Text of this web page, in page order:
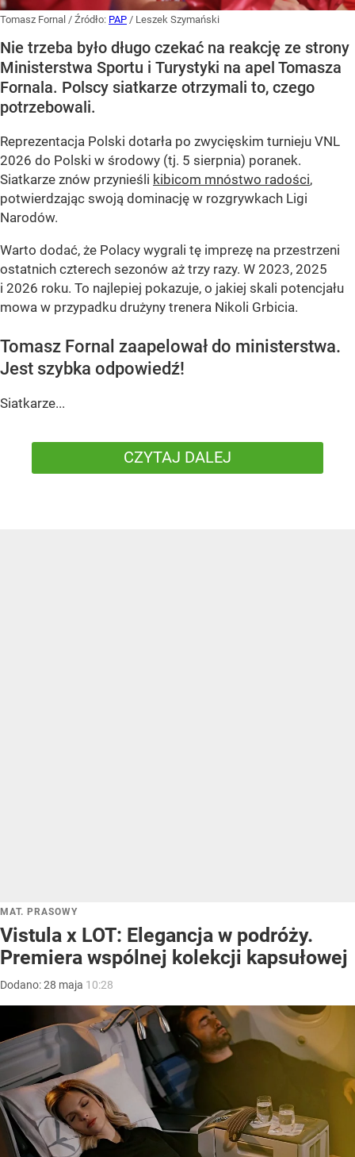
Tomasz Fornal / Źródło: PAP / Leszek Szymański
Nie trzeba było długo czekać na reakcję ze strony
Ministerstwa Sportu i Turystyki na apel Tomasza
Fornala. Polscy siatkarze otrzymali to, czego
potrzebowali.
Reprezentacja Polski dotarła po zwycięskim turnieju VNL
2026 do Polski w środowy (tj. 5 sierpnia) poranek.
Siatkarze znów przynieśli kibicom mnóstwo radości,
potwierdzając swoją dominację w rozgrywkach Ligi
Narodów.
Warto dodać, że Polacy wygrali tę imprezę na przestrzeni
ostatnich czterech sezonów aż trzy razy. W 2023, 2025
i 2026 roku. To najlepiej pokazuje, o jakiej skali potencjału
mowa w przypadku drużyny trenera Nikoli Grbicia.
Tomasz Fornal zaapelował do ministerstwa.
Jest szybka odpowiedź!
Siatkarze...
CZYTAJ DALEJ
MAT. PRASOWY
Vistula x LOT: Elegancja w podróży.
Premiera wspólnej kolekcji kapsułowej
Dodano:28 maja 10:28